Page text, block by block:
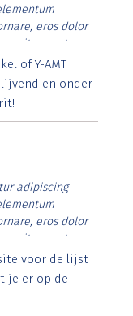
eros dolor
vitae erat.
rutrum lorem
posuere.
of Y-AMT
en onder
adipiscing
eros dolor
vitae erat.
rutrum lorem
posuere.
voor de lijst
je er op de